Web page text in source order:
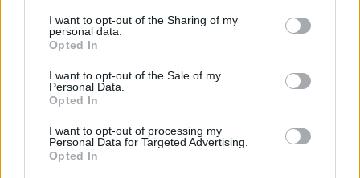
I want to opt-out of the Sharing of my
personal data.
Opted In
I want to opt-out of the Sale of my
Personal Data.
Opted In
I want to opt-out of processing my
Personal Data for Targeted Advertising.
Opted In
posto, a sorpresa è stato vinto a pari
merito da Giorgio Tseberlidis,
Fotovoltaico flessibile integrato per un
futuro sostenibile
Startup: from monitoring to market’”.